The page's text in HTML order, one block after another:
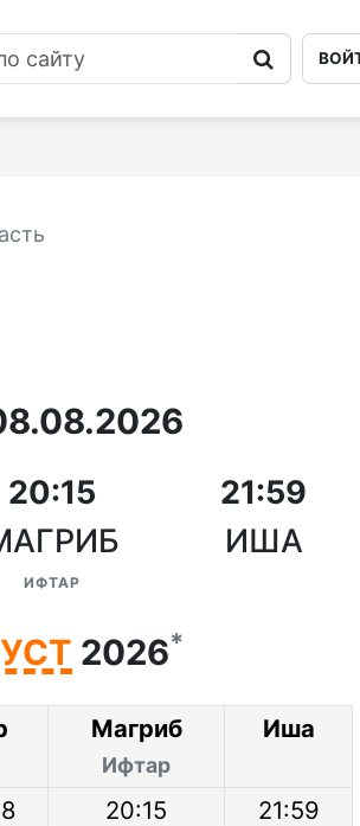
20:15
ИФТАР
21:59
ИША
2026*
Магриб
Ифтар
Иша
20:15
21:59